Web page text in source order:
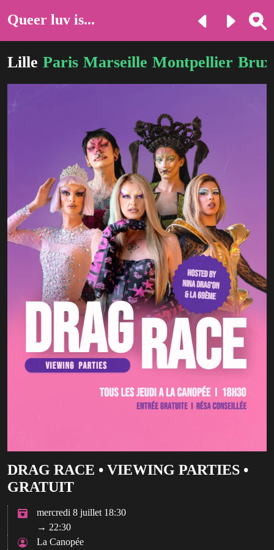
Queer luv is...
Lille Paris Marseille Montpellier
DRAG RACE • VIEWING PARTIES •
GRATUIT
mercredi 8 juillet 18:30
→ 22:30
La Canopée